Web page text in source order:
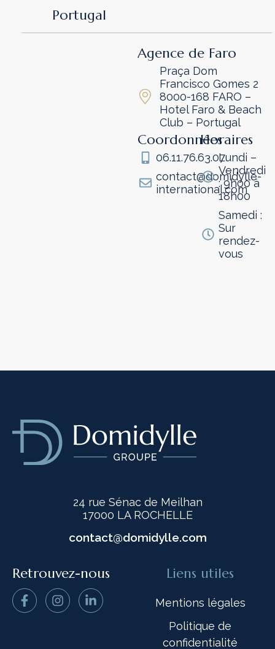
Portugal
Agence de Faro
Praça Dom
Francisco Gomes 2
8000-168 FARO –
Hotel Faro & Beach
Club – Portugal
Coordonnées
06.11.76.63.07
contact@domidylle-
international.com
Horaires
Lundi –
Vendredi
: 9h00 à
18h00
Samedi :
Sur
rendez-
vous
24 rue Sénac de Meilhan
17000 LA ROCHELLE
contact@domidylle.com
Retrouvez-nous Liens utiles
Mentions légales
Politique de
confidentialité